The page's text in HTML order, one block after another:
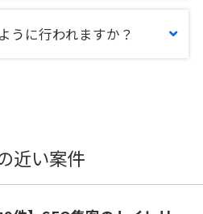
うに行われますか？
近い案件